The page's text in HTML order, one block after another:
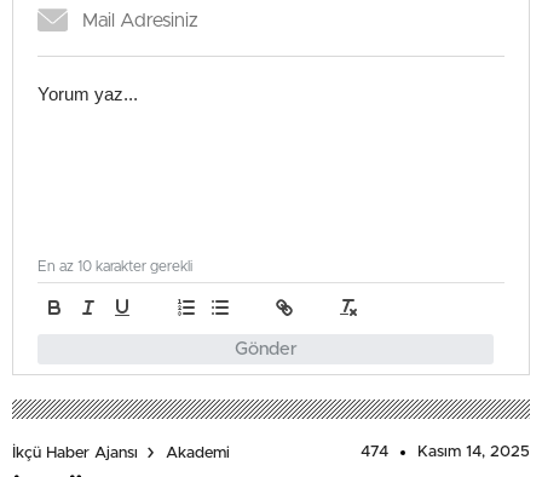
Gönder
En az 10 karakter gerekli
İkçü Haber Ajansı Akademi 474 Kasım 14, 2025